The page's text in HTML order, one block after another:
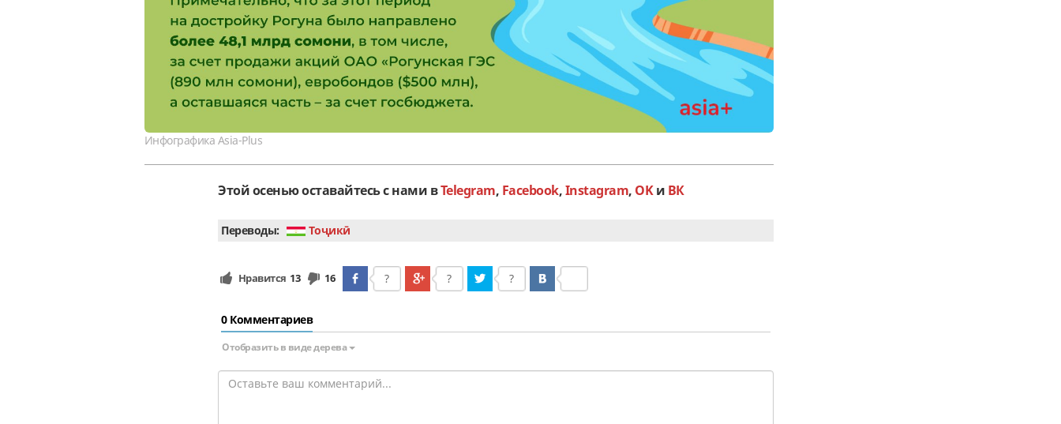
Инфографика Asia-Plus
Этой осенью оставайтесь с нами вTelegram, Facebook,Instagram, OKи ВК
Переводы: Тоҷикӣ
Нравится 13 16 ? ? ?
0 Комментариев
Отобразить в виде дерева